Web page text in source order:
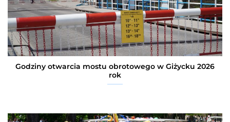
Godziny otwarcia mostu obrotowego w Giżycku 2026
rok